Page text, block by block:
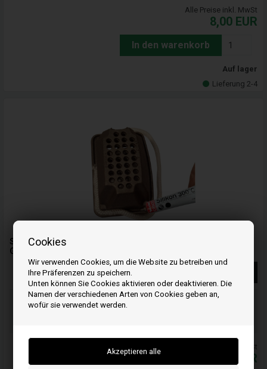
Cookies
Wir verwenden Cookies, um die Website zu betreiben und
Ihre Präferenzen zu speichern.
Unten können Sie Cookies aktivieren oder deaktivieren. Die
Namen der verschiedenen Arten von Cookies geben an,
wofür sie verwendet werden.
Alle Preise inkl. MwSt
8,00 EUR
In den warenkorb
Auf lager
Lieferung 2-4
Silikon hitzebeständig für Gebrauch bei Rauchsauger,
Glasdichtung und Reinigungstür
Bestellen Sie Ihre Artikel vor 15:00 Uhr
Schnelle Lieferung - Paketnummer an E-Mail
Alle Preise inkl. MwSt
EUR